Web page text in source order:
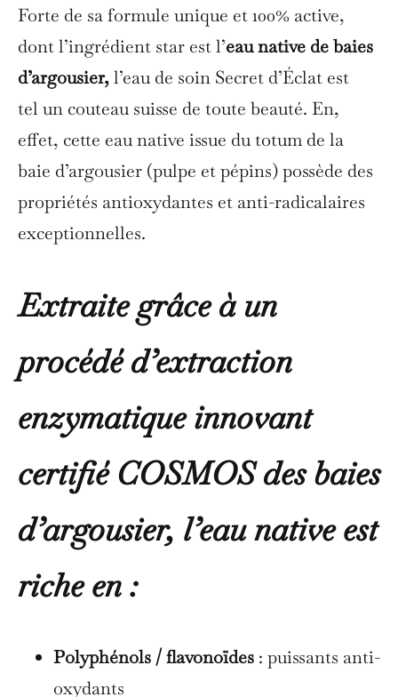
Forte de sa formule unique et 100% active,
dont l’ingrédient star est l’eau native de baies
d’argousier,l’eau de soin Secret d’Éclat est
tel un couteau suisse de toute beauté. En,
effet, cette eau native issue du totum de la
baie d’argousier (pulpe et pépins) possède des
propriétés antioxydantes et anti-radicalaires
exceptionnelles.
Extraite grâce à un
procédé d’extraction
enzymatique innovant
certifié COSMOS des baies
d’argousier, l’eau native est
riche en :
Polyphénols / flavonoïdes : puissants anti-
oxydants